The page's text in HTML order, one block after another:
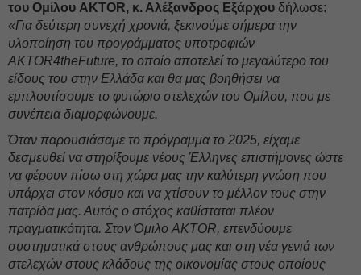
του Ομίλου AKTOR, κ. Αλέξανδρος Εξάρχου δήλωσε:
«Για δεύτερη συνεχή χρονιά, ξεκινούμε σήμερα την
υλοποίηση του προγράμματος υποτροφιών
AKTOR4theFuture, το οποίο αποτελεί το μεγαλύτερο του
είδους του στην Ελλάδα και θα μας βοηθήσει να
εμπλουτίσουμε το φυτώριο στελεχών του Ομίλου, που με
συνέπεια διαμορφώνουμε.
Όταν παρουσιάσαμε το πρόγραμμα το 2025, είχαμε
δεσμευθεί να στηρίξουμε νέους Έλληνες επιστήμονες ώστε
να φέρουν πίσω στη χώρα μας την καλύτερη γνώση που
υπάρχει στον κόσμο και να χτίσουν το μέλλον τους στην
πατρίδα μας. Αυτός ο στόχος καθίσταται πλέον
πραγματικότητα. Στον Όμιλο AKTOR, επενδύουμε
συστηματικά στους ανθρώπους μας και στη νέα γενιά των
στελεχών στους κλάδους της οικονομίας στους οποίους